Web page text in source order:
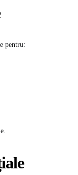
pentru: